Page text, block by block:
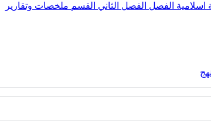
اسلامية الفصل الفصل الثاني القسم ملخصات وتقارير